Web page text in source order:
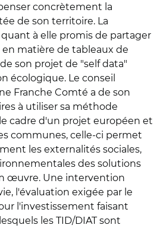
concrètement la
de son territoire. La
à elle promis de partager
en matière de tableaux de
son projet de "self data"
écologique. Le conseil
Franche Comté a de son
à utiliser sa méthode
cadre d'un projet européen et
communes, celle-ci permet
les externalités sociales,
des solutions
œuvre. Une intervention
l'évaluation exigée par le
l'investissement faisant
les TID/DIAT sont